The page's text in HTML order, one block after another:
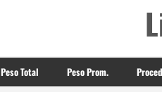
Peso Total Peso Prom.